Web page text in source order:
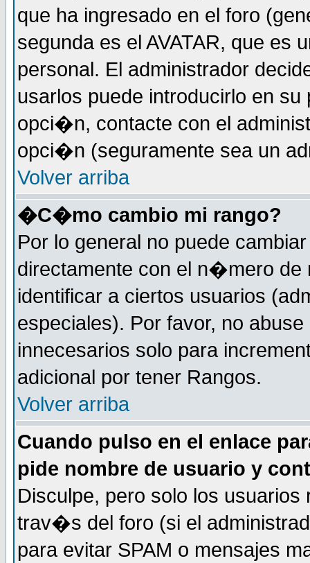
que ha ingresado en el foro
segunda es el AVATAR, que
personal. El administrador
usarlos puede introducirlo en
opci�n, contacte con el
opci�n (seguramente sea un
Volver arriba
�C�mo cambio mi rango?
Por lo general no puede
directamente con el n�mero de
identificar a ciertos usuarios
especiales). Por favor, no
innecesarios solo para
adicional por tener Rangos.
Volver arriba
Cuando pulso en el enlace
pide nombre de usuario y
Disculpe, pero solo los
trav�s del foro (si el
para evitar SPAM o mensajes